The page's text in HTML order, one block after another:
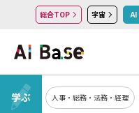
総合TOP 宇宙 AI
学ぶ 人事・総務・法務・経理